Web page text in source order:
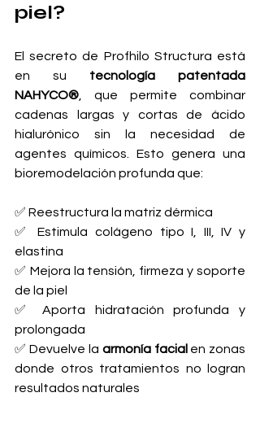
piel?
El secreto de Profhilo Structura está
en su tecnología patentada
NAHYCO® , que permite combinar
cadenas largas y cortas de ácido
hialurónico sin la necesidad de
agentes químicos. Esto genera una
bioremodelación profunda que:
✅ Reestructura la matriz dérmica
✅ Estimula colágeno tipo I, III, IV y
elastina
✅ Mejora la tensión, firmeza y soporte
de la piel
✅ Aporta hidratación profunda y
prolongada
✅ Devuelve la armonía facial en zonas
donde otros tratamientos no logran
resultados naturales